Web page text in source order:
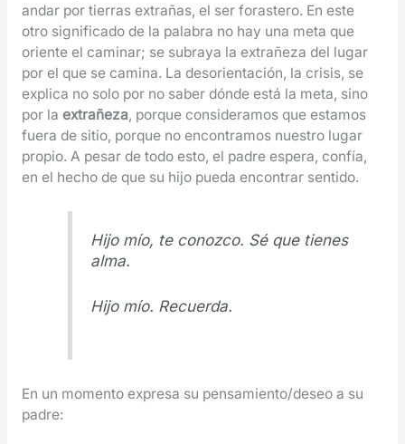
andar por tierras extrañas, el ser forastero. En este
otro significado de la palabra no hay una meta que
oriente el caminar; se subraya la extrañeza del lugar
por el que se camina. La desorientación, la crisis, se
explica no solo por no saber dónde está la meta, sino
por la extrañeza, porque consideramos que estamos
fuera de sitio, porque no encontramos nuestro lugar
propio. A pesar de todo esto, el padre espera, confía,
en el hecho de que su hijo pueda encontrar sentido.
Hijo mío, te conozco. Sé que tienes
alma.
Hijo mío. Recuerda.
En un momento expresa su pensamiento/deseo a su
padre: